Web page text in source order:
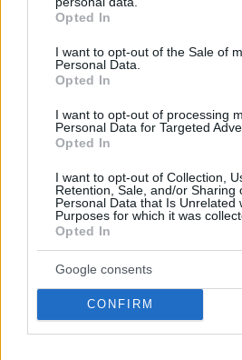
grant or deny consent to Google and
use your data for below specified
consent section.
Opted In
I want to opt-out of the Sale of
Personal Data.
Opted In
I want to opt-out of processing
Personal Data for Targeted
Opted In
I want to opt-out of Collection,
Retention, Sale, and/or Sharing
Personal Data that Is Unrelated
Purposes for which it was
Opted In
Google consents
CONFIRM
Το DEI College παρουσιάζει τη
βοηθό AI που αλλάζει τον τρόπο με
φοιτητές
30.07.2026, 09:33
Η Smart φοιτητική κατοικία στην
03.08.2026, 10:56